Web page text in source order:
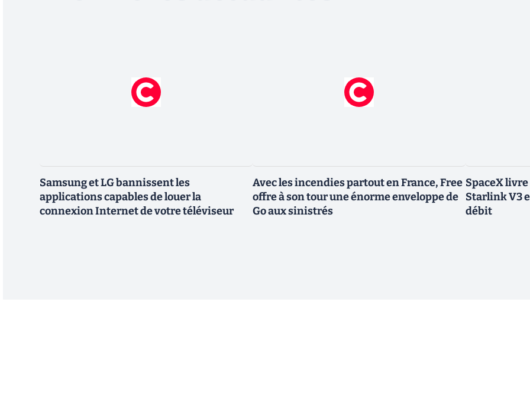
Samsung et LG bannissent les
applications capables de louer la
connexion Internet de votre téléviseur
Avec les incendies partout en France, Free
offre à son tour une énorme enveloppe de
Go aux sinistrés
SpaceX
Starlink V3
débit